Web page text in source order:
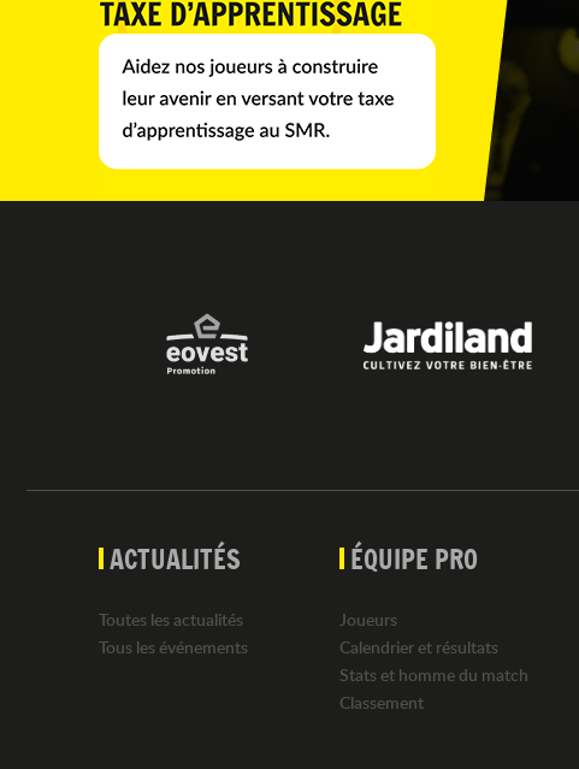
ACTUALITÉS
Toutes les actualités
Tous les événements
ÉQUIPE PRO
Joueurs
Calendrier et résultats
Stats et homme du match
Classement